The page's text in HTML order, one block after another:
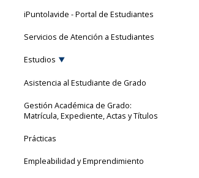
iPuntolavide - Portal de Estudiantes
Servicios de Atención a Estudiantes
Estudios
Asistencia al Estudiante de Grado
Gestión Académica de Grado:
Matrícula, Expediente, Actas y Títulos
Prácticas
Empleabilidad y Emprendimiento